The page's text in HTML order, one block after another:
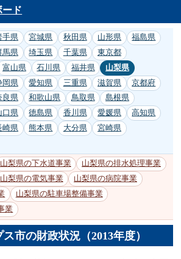
ード
手県 宮城県 秋田県 山形県
福島県
馬県 埼玉県 千葉県
東京都
富山県 石川県 福井県
山梨県
岡県 愛知県 三重県 滋賀県
京都府
良県 和歌山県 鳥取県
島根県
口県 徳島県 香川県 愛媛県
高知県
崎県 熊本県 大分県
宮崎県
山梨県の下水道事業
山梨県の排水処理事業
山梨県の電気事業
山梨県の病院事業
山梨県の駐車場整備事業
業
市の財政状況（2013年度）